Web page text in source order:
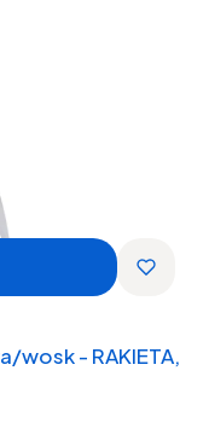
wosk - RAKIETA,